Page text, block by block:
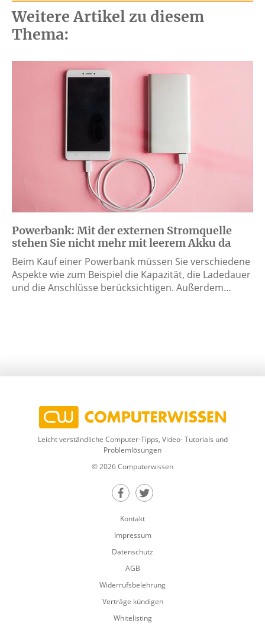
Weitere Artikel zu diesem
Thema:
Powerbank: Mit der externen Stromquelle
stehen Sie nicht mehr mit leerem Akku da
Beim Kauf einer Powerbank müssen Sie verschiedene
Aspekte wie zum Beispiel die Kapazität, die Ladedauer
und die Anschlüsse berücksichtigen. Außerdem…
Leicht verständliche Computer-Tipps, Video- Tutorials und
Problemlösungen
© 2026 Computerwissen
Teilen auf Facebook
Teilen auf Twitter
Kontakt
Impressum
Datenschutz
AGB
Widerrufsbelehrung
Verträge kündigen
Whitelisting